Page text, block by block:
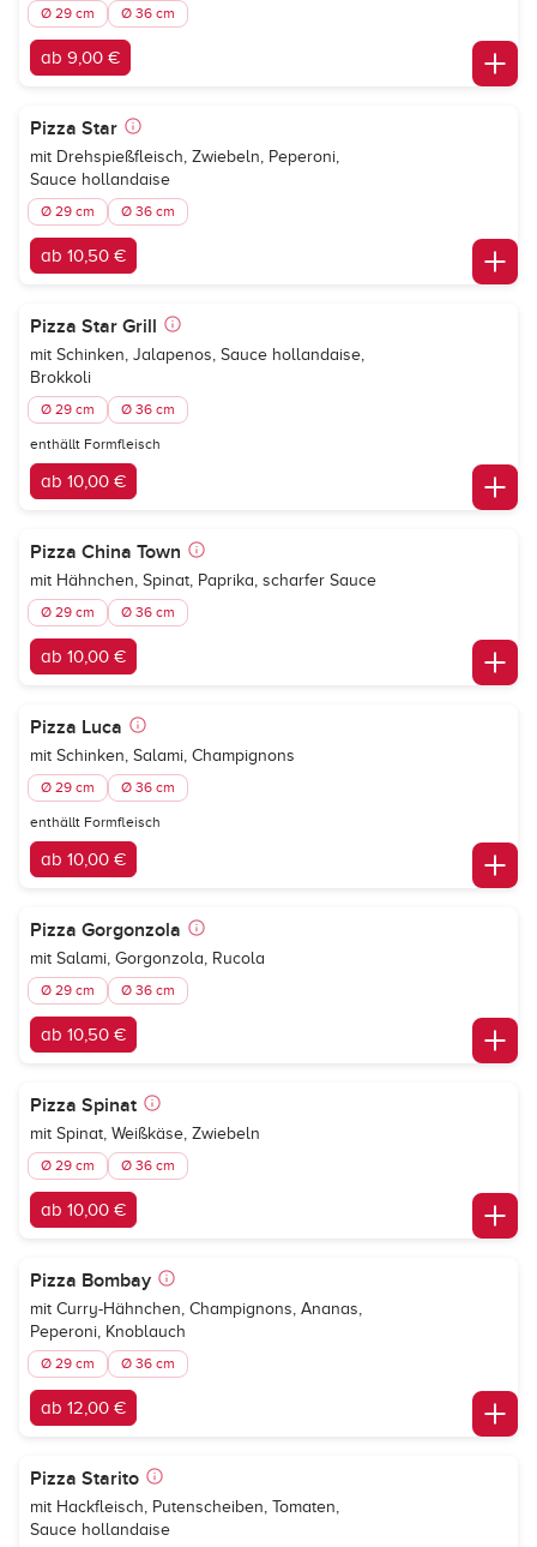
Ø 29 cm Ø 36 cm
ab 9,00 €
Pizza Star
mit Drehspießfleisch, Zwiebeln, Peperoni,
Sauce hollandaise
Ø 29 cm Ø 36 cm
ab 10,50 €
Pizza Star Grill
mit Schinken, Jalapenos, Sauce hollandaise,
Brokkoli
Ø 29 cm Ø 36 cm
enthällt Formfleisch
ab 10,00 €
Pizza China Town
mit Hähnchen, Spinat, Paprika, scharfer Sauce
Ø 29 cm Ø 36 cm
ab 10,00 €
Pizza Luca
mit Schinken, Salami, Champignons
Ø 29 cm Ø 36 cm
enthällt Formfleisch
ab 10,00 €
Pizza Gorgonzola
mit Salami, Gorgonzola, Rucola
Ø 29 cm Ø 36 cm
ab 10,50 €
Pizza Spinat
mit Spinat, Weißkäse, Zwiebeln
Ø 29 cm Ø 36 cm
ab 10,00 €
Pizza Bombay
mit Curry-Hähnchen, Champignons, Ananas,
Peperoni, Knoblauch
Ø 29 cm Ø 36 cm
ab 12,00 €
Pizza Starito
mit Hackfleisch, Putenscheiben, Tomaten,
Sauce hollandaise